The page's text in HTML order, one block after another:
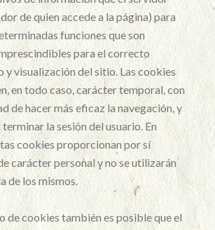
de quien accede a la página) para
funciones que son
para el correcto
y visualización del sitio. Las cookies
en todo caso, carácter temporal, con
de hacer más eficaz la navegación, y
la sesión del usuario. En
cookies proporcionan por sí
carácter personal y no se utilizarán
de los mismos.
de cookies también es posible que el